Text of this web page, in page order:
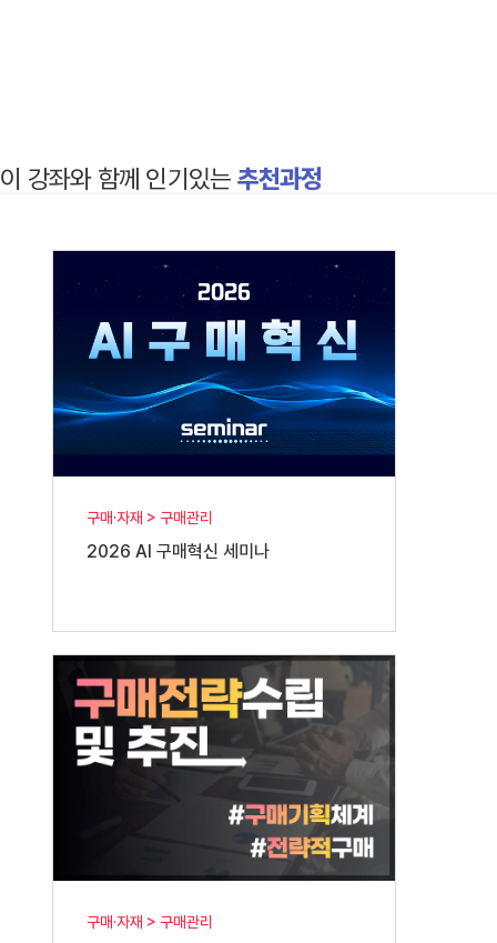
이 강좌와 함께 인기있는 추천과정
구매·자재 > 구매관리
2026 AI 구매혁신 세미나
구매·자재 > 구매관리